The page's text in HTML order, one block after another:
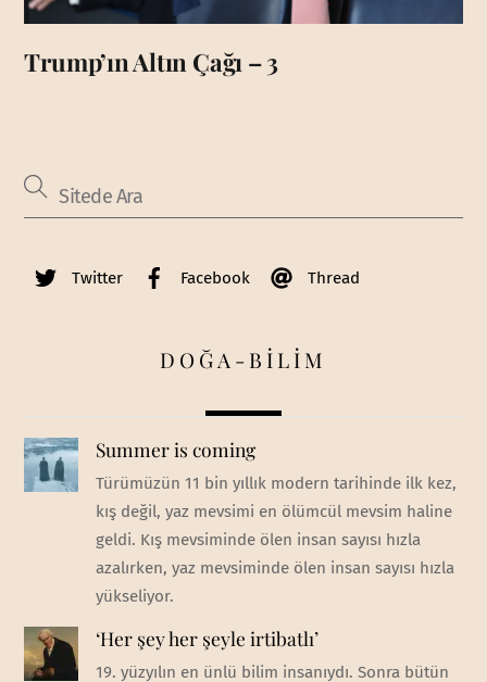
Trump’ın Altın Çağı – 3
Twitter Facebook Thread
DOĞA-BİLİM
Summer is coming
Türümüzün 11 bin yıllık modern tarihinde ilk kez,
kış değil, yaz mevsimi en ölümcül mevsim haline
geldi. Kış mevsiminde ölen insan sayısı hızla
azalırken, yaz mevsiminde ölen insan sayısı hızla
yükseliyor.
‘Her şey her şeyle irtibatlı’
19. yüzyılın en ünlü bilim insanıydı. Sonra bütün